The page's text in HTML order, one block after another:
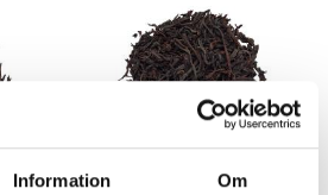
Information Om